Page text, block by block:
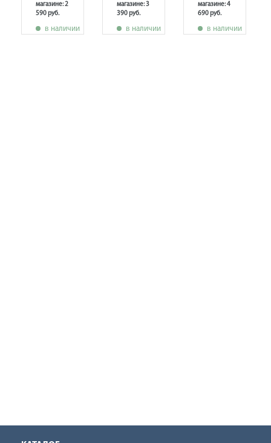
магазине: 2
590 руб.
в наличии
магазине: 3
390 руб.
в наличии
магазине: 4
690 руб.
в наличии